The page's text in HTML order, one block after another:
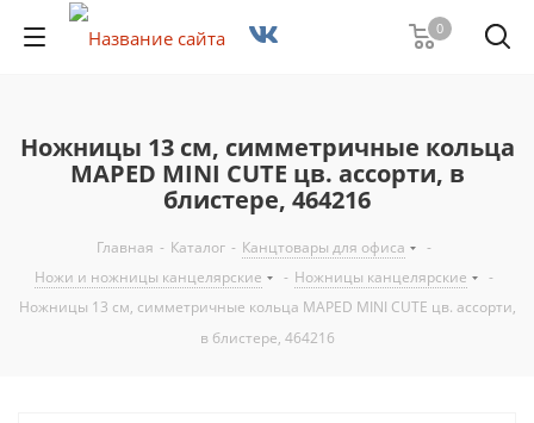
0
Ножницы 13 см, симметричные кольца
MAPED MINI CUTE цв. ассорти, в
блистере, 464216
Главная - Каталог - Канцтовары для офиса
-
Ножи и ножницы канцелярские
- Ножницы канцелярские
-
Ножницы 13 см, симметричные кольца MAPED MINI CUTE цв. ассорти,
в блистере, 464216